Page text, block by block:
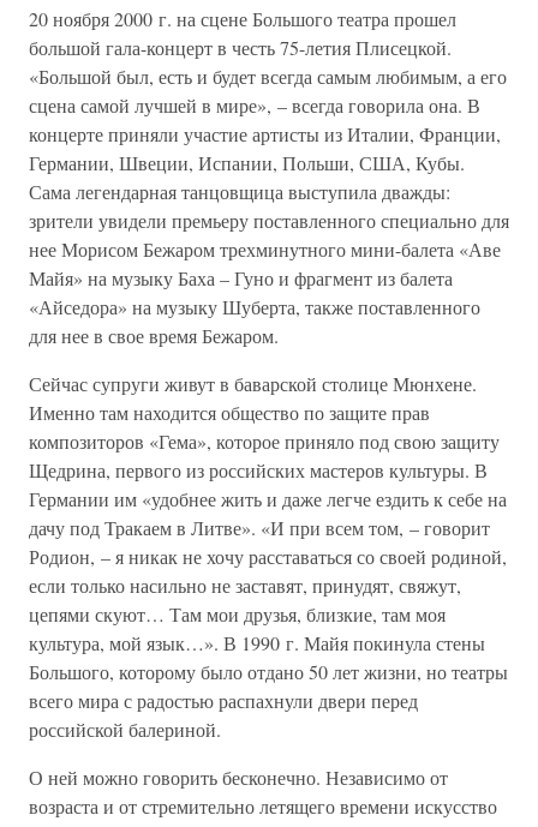
20 ноября 2000 г. на сцене Большого театра прошел
большой гала-концерт в честь 75-летия Плисецкой.
«Большой был, есть и будет всегда самым любимым, а его
сцена самой лучшей в мире», – всегда говорила она. В
концерте приняли участие артисты из Италии, Франции,
Германии, Швеции, Испании, Польши, США, Кубы.
Сама легендарная танцовщица выступила дважды:
зрители увидели премьеру поставленного специально для
нее Морисом Бежаром трехминутного мини-балета «Аве
Майя» на музыку Баха – Гуно и фрагмент из балета
«Айседора» на музыку Шуберта, также поставленного
для нее в свое время Бежаром.
Сейчас супруги живут в баварской столице Мюнхене.
Именно там находится общество по защите прав
композиторов «Гема», которое приняло под свою защиту
Щедрина, первого из российских мастеров культуры. В
Германии им «удобнее жить и даже легче ездить к себе на
дачу под Тракаем в Литве». «И при всем том, – говорит
Родион, – я никак не хочу расставаться со своей родиной,
если только насильно не заставят, принудят, свяжут,
цепями скуют… Там мои друзья, близкие, там моя
культура, мой язык…». В 1990 г. Майя покинула стены
Большого, которому было отдано 50 лет жизни, но театры
всего мира с радостью распахнули двери перед
российской балериной.
О ней можно говорить бесконечно. Независимо от
возраста и от стремительно летящего времени искусство